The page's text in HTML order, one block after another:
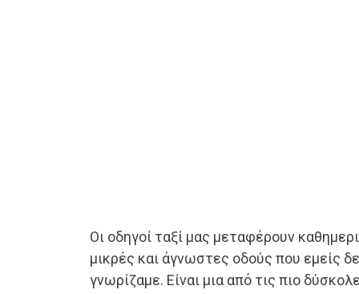
Οι οδηγοί ταξί μας μεταφέρουν
μικρές και άγνωστες οδούς που εμείς
γνωρίζαμε. Είναι μια από τις πιο